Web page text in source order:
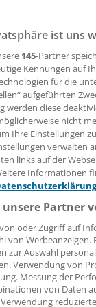
vor einer
18:19
Die umstrittene
und Kritik.
des
einem
in
teilte die
ist uns
145-Partner
Kennungen auf
für die
aufgeführten
werden diese
nicht
Ihre Einstellungen
verwalten
links auf der
Informationen
Partner
oder Zugriff auf
von
zur Auswahl
Verwendung von
Messung der
von Daten